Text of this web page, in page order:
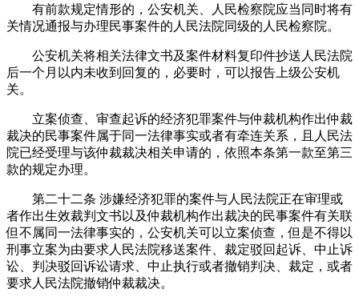
有前款规定情形的，公安机关、人民检察院应当同时将有
关情况通报与办理民事案件的人民法院同级的人民检察院。
公安机关将相关法律文书及案件材料复印件抄送人民法院
后一个月以内未收到回复的，必要时，可以报告上级公安机
关。
立案侦查、审查起诉的经济犯罪案件与仲裁机构作出仲裁
裁决的民事案件属于同一法律事实或者有牵连关系，且人民法
院已经受理与该仲裁裁决相关申请的，依照本条第一款至第三
款的规定办理。
第二十二条 涉嫌经济犯罪的案件与人民法院正在审理或
者作出生效裁判文书以及仲裁机构作出裁决的民事案件有关联
但不属同一法律事实的，公安机关可以立案侦查，但是不得以
刑事立案为由要求人民法院移送案件、裁定驳回起诉、中止诉
讼、判决驳回诉讼请求、中止执行或者撤销判决、裁定，或者
要求人民法院撤销仲裁裁决。